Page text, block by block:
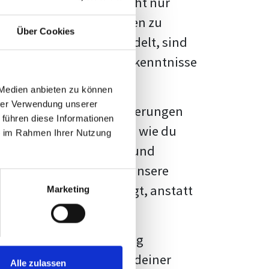
Über Cookies
anbieten zu können
Verwendung unserer
diese Informationen
Rahmen Ihrer Nutzung
Marketing
Alle zulassen
Fakten und Quellen zu
handelt, sind
und Erkenntnisse
vor diesen Herausforderungen
kannst, sondern auch, wie du
Formatierung und
Erwartungen, und unsere
Vorlage zeigt, anstatt
große Herausforderung
wird die Formatierung deiner